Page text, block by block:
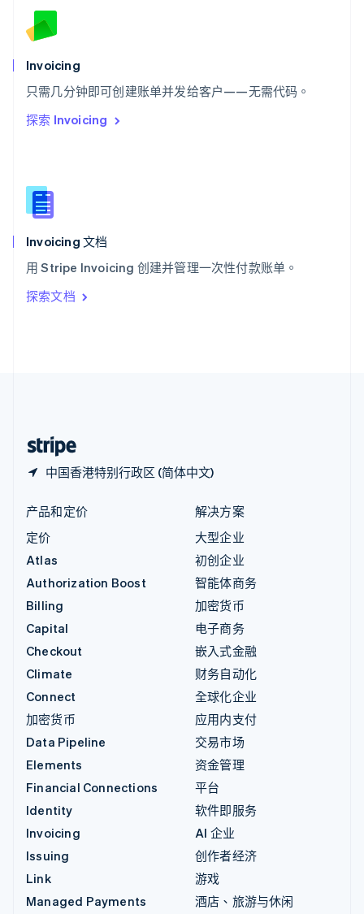
Invoicing
只需几分钟即可创建账单并发给客户——无需代码。
探索 Invoicing
Invoicing 文档
用 Stripe Invoicing 创建并管理一次性付款账单。
探索文档
中国香港特别行政区 (简体中文)
English
ไทยEnglish
希腊
English
西班牙
新西兰
English
匈牙利
English
意大利
ItalianoEnglish
印度
English
产品和定价
定价
Atlas
Authorization Boost
Billing
Capital
Checkout
Climate
Connect
加密货币
Data Pipeline
Elements
Financial Connections
Identity
Invoicing
Issuing
Link
Managed Payments
解决方案
大型企业
初创企业
智能体商务
加密货币
电子商务
嵌入式金融
财务自动化
全球化企业
应用内支付
交易市场
资金管理
平台
软件即服务
AI 企业
创作者经济
游戏
酒店、旅游与休闲